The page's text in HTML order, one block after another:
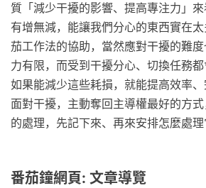
質「減少干擾的影響、提高專注力」
有增無減，能讓我們分心的東西實在
茄工作法的協助，當然應對干擾的難
力有限，而受到干擾分心、切換任務都
如果能減少這些耗損，就能提高效率、
面對干擾，主動奪回主導權最好的方
的處理，先記下來、再來安排怎麼處理
番茄鐘網頁: 文章導覽